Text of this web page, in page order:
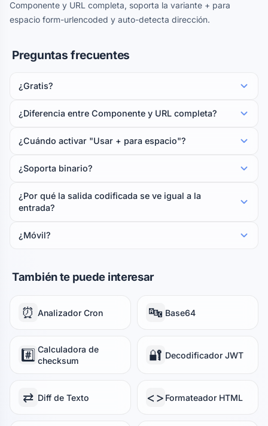
Componente y URL completa, soporta la variante + para
espacio form-urlencoded y auto-detecta dirección.
Preguntas frecuentes
¿Gratis?
¿Diferencia entre Componente y URL completa?
¿Cuándo activar "Usar + para espacio"?
¿Soporta binario?
¿Por qué la salida codificada se ve igual a la
entrada?
¿Móvil?
También te puede interesar
⏰ Analizador Cron 🔤 Base64
#️⃣ Calculadora de
checksum
🔐 Decodificador JWT
⇄ Diff de Texto <> Formateador HTML